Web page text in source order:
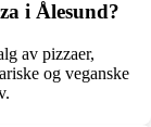
i Ålesund?
av pizzaer,
og veganske